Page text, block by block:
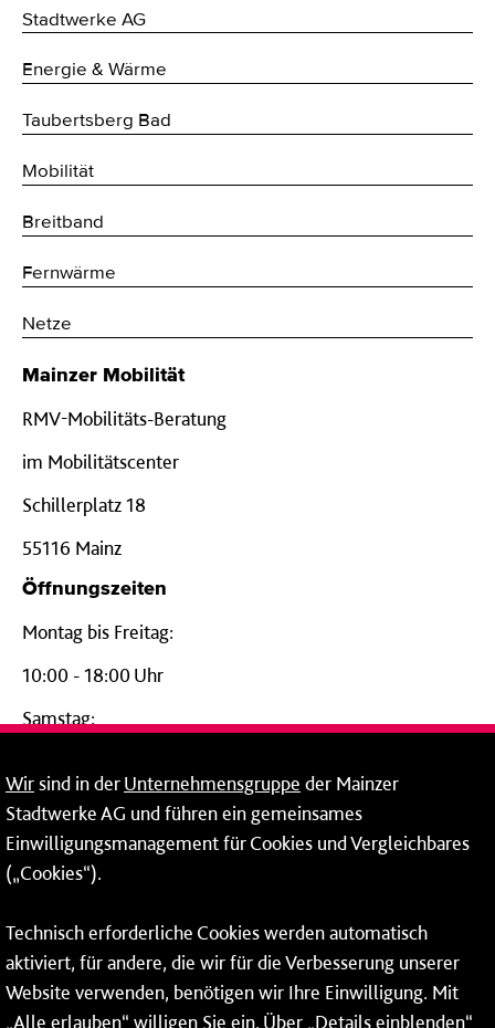
Stadtwerke AG
Energie & Wärme
Taubertsberg Bad
Mobilität
Breitband
Fernwärme
Netze
Mainzer Mobilität
RMV-Mobilitäts-Beratung
im Mobilitätscenter
Schillerplatz 18
55116 Mainz
Öffnungszeiten
Montag bis Freitag:
10:00 - 18:00 Uhr
Samstag:
24-Stunden-Telefon*
06131 – 12 77 77
Fax: 06131 – 12 66 66
* Montags bis freitags bis 7 und ab 18 Uhr sowie an
Wochenenden und Feiertagen ganztags werden Ihre
Wirsind in derUnternehmensgruppe der Mainzer
Stadtwerke AG und führen ein gemeinsames
Einwilligungsmanagement für Cookies und Vergleichbares
(„Cookies“).
Technisch erforderliche Cookies werden automatisch
aktiviert, für andere, die wir für die Verbesserung unserer
Website verwenden, benötigen wir Ihre Einwilligung. Mit
„Alle erlauben“ willigen Sie ein. Über „Details einblenden“